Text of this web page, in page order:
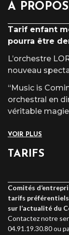
À PROPOS
Tarif enfant
pourra être
L’orchestre
nouveau
“Music is
orchestral en
véritable
VOIR PLUS
TARIFS
Comités
tarifs
sur l’actualité du
Contactez notre
04.91.19.30.80 ou